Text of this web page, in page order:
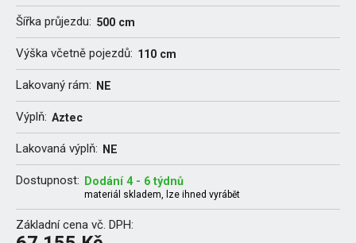
Šířka průjezdu: 500 cm
Výška včetně pojezdů: 110 cm
Lakovaný rám: NE
Výplň: Aztec
Lakovaná výplň: NE
Dostupnost: Dodání 4 - 6 týdnů
materiál skladem, lze ihned vyrábět
Základní cena vč. DPH: